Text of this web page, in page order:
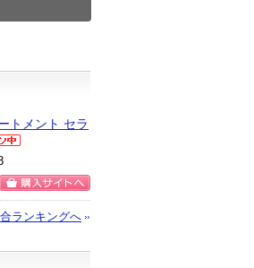
トメント セラ
あ
購入サイトへ
ランキングへ